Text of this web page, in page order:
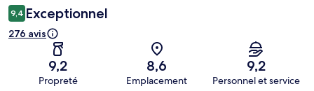
9,4 Exceptionnel
276 avis
9,2
Propreté
8,6
Emplacement
9,2
Personnel et service